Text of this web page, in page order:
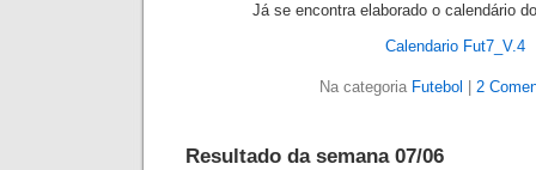
Já se encontra elaborado o calendário
Calendario Fut7_V.4
Na categoria Futebol 2
Resultado da semana 07/06